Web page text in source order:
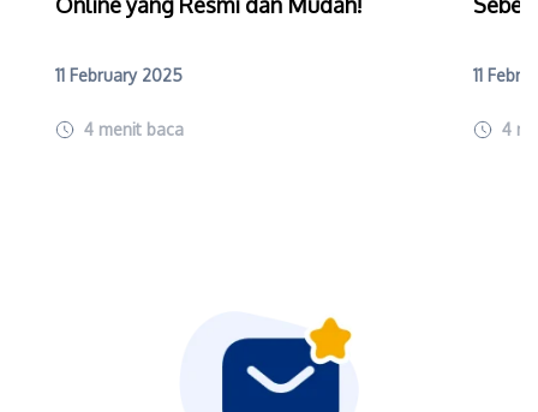
11 February 2025
4 menit baca
11
4